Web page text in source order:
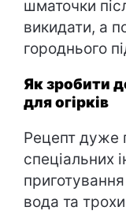
шматочки
викидати, а
городнього
Як зробити
для огірків
Рецепт дуже
спеціальних
вода та